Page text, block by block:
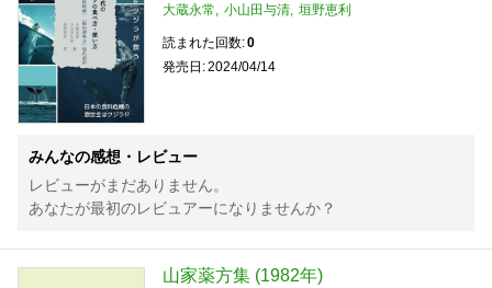
大蔵永常 小山田与清 垣野恵利
読まれた回数 0
発売日 2024/04/14
みんなの感想・レビュー
レビューがまだありません。
あなたが最初のレビュアーになりませんか？
山家薬方集 (1982年)